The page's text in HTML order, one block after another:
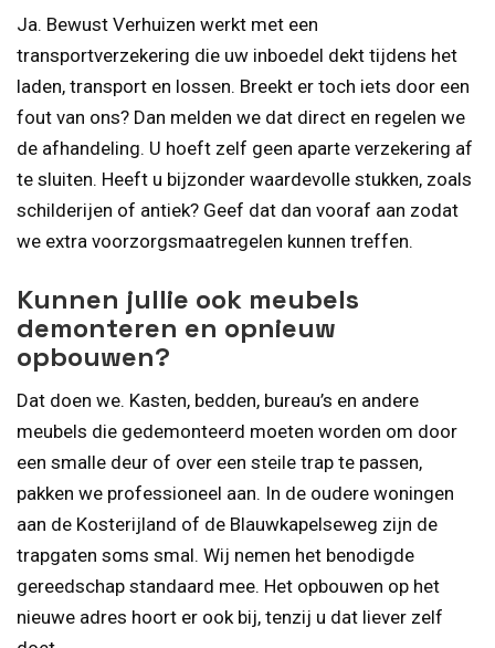
Ja. Bewust Verhuizen werkt met een
transportverzekering die uw inboedel dekt tijdens het
laden, transport en lossen. Breekt er toch iets door een
fout van ons? Dan melden we dat direct en regelen we
de afhandeling. U hoeft zelf geen aparte verzekering af
te sluiten. Heeft u bijzonder waardevolle stukken, zoals
schilderijen of antiek? Geef dat dan vooraf aan zodat
we extra voorzorgsmaatregelen kunnen treffen.
Kunnen jullie ook meubels
demonteren en opnieuw
opbouwen?
Dat doen we. Kasten, bedden, bureau’s en andere
meubels die gedemonteerd moeten worden om door
een smalle deur of over een steile trap te passen,
pakken we professioneel aan. In de oudere woningen
aan de Kosterijland of de Blauwkapelseweg zijn de
trapgaten soms smal. Wij nemen het benodigde
gereedschap standaard mee. Het opbouwen op het
nieuwe adres hoort er ook bij, tenzij u dat liever zelf